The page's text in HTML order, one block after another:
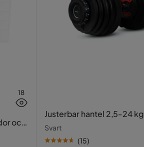
18
och
Justerbar hantel 2,5-24 kg
Svart
(15)